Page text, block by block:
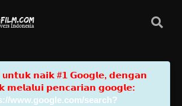
u𝗻𝘁𝘂𝗸 𝗻𝗮𝗶𝗸 #𝟭 𝗚𝗼𝗼𝗴𝗹𝗲, 𝗱𝗲𝗻𝗴𝗮𝗻
𝗺𝗲𝗹𝗮𝗹𝘂𝗶 𝗽𝗲𝗻𝗰𝗮𝗿𝗶𝗮𝗻 𝗴𝗼𝗼𝗴𝗹𝗲:
www.google.com/search?